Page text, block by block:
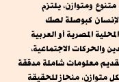
ومتوازن، يلتزم
الإنسان كبوصلة لصك
المصرية أو العربية
والحركات الاجتماعية،
معلومات شاملة مدققة
متوازن، منحاز للحقيقة